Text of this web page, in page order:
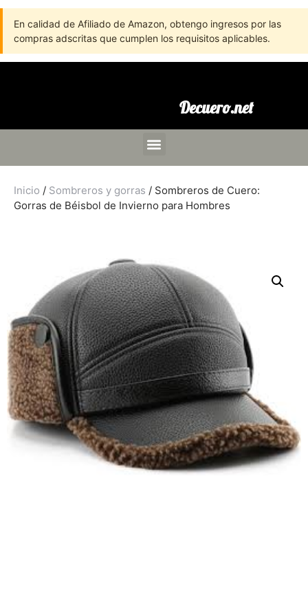
En calidad de Afiliado de Amazon, obtengo ingresos por las
compras adscritas que cumplen los requisitos aplicables.
Decuero.net
Inicio / Sombreros y gorras / Sombreros de Cuero:
Gorras de Béisbol de Invierno para Hombres